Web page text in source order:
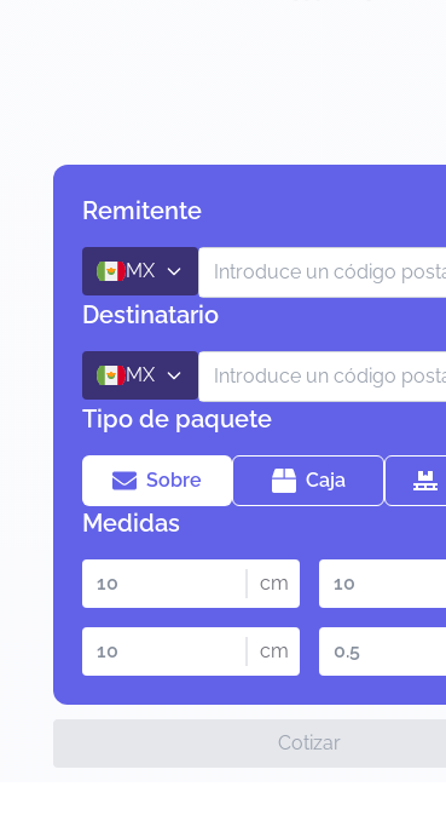
Remitente
MX
Destinatario
MX
Tipo de paquete
Sobre Caja
Medidas
cm
cm
Cotizar